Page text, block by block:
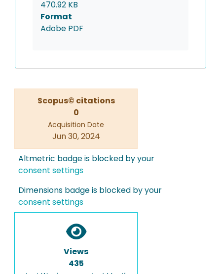
470.92 KB
Format
Adobe PDF
Scopus© citations
0
Acquisition Date
Jun 30, 2024
Altmetric badge is blocked by your
consent settings
Dimensions badge is blocked by your
consent settings
Views
435